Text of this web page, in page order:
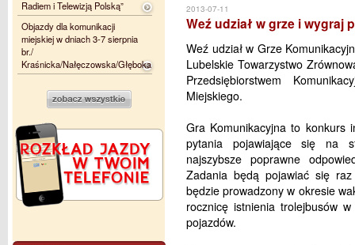
2013-07-11
Weź udział w grze i wygraj
Weź udział w Grze
Lubelskie Towarzystwo
Przedsiębiorstwem
Miejskiego.
Gra Komunikacyjna to konkurs
pytania pojawiające się na
najszybsze poprawne
Zadania będą pojawiać się
będzie prowadzony w okresie
rocznicę istnienia trolejbusów
pojazdów.
Radiem i Telewizją Polską”
Objazdy dla komunikacji
miejskiej w dniach 3-7 sierpnia
br./
Kraśnicka/Nałęczowska/Głęboka